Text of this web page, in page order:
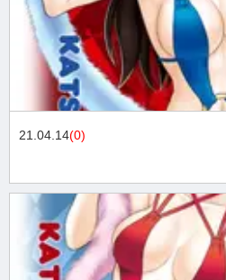
21.04.14(0)